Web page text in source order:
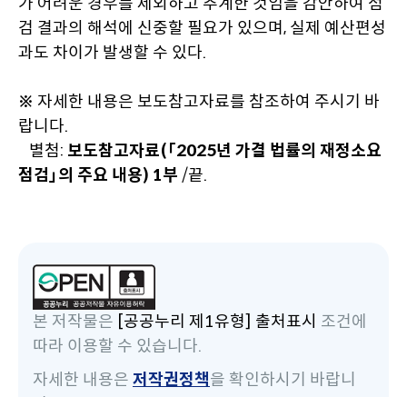
검 결과의 해석에 신중할 필요가 있으며, 실제 예산편성
과도 차이가 발생할 수 있다.
※ 자세한 내용은 보도참고자료를 참조하여 주시기 바
랍니다.
별첨: 보도참고자료(「2025년 가결 법률의 재정소요
점검」의 주요 내용) 1부 /끝.
본 저작물은 [공공누리 제1유형] 출처표시 조건에
따라 이용할 수 있습니다.
자세한 내용은 저작권정책을 확인하시기 바랍니